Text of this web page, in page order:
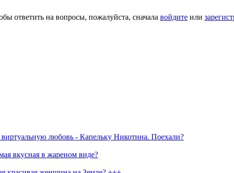
ответить на вопросы, пожалуйста, сначала войдите или
любовь - Капельку Никотина. Поехали?
вкусная в жареном виде?